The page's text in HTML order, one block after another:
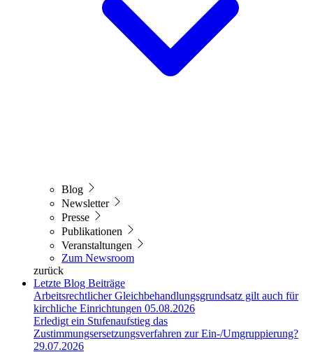
Blog
Newsletter
Presse
Publikationen
Veranstaltungen
Zum Newsroom
zurück
Letzte Blog Beiträge
Arbeitsrechtlicher Gleichbehandlungsgrundsatz gilt auch für
kirchliche Einrichtungen 05.08.2026
Erledigt ein Stufenaufstieg das
Zustimmungsersetzungsverfahren zur Ein-/Umgruppierung?
29.07.2026